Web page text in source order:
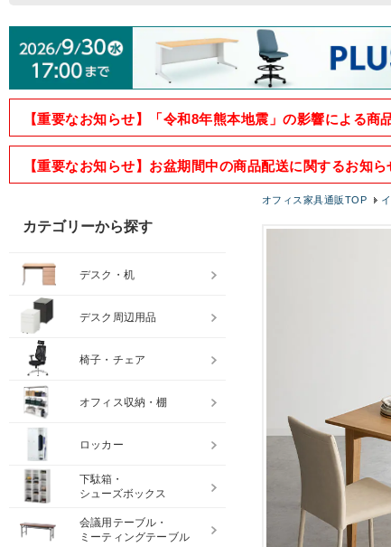
【重要なお知らせ】「令和8年熊本地震」の影響による商
【重要なお知らせ】お盆期間中の商品配送に関するお知
オフィス家具通販TOP
カテゴリーから探す
デスク・机
デスク周辺用品
椅子・チェア
オフィス収納・棚
ロッカー
下駄箱・
シューズボックス
会議用テーブル・
ミーティングテーブル